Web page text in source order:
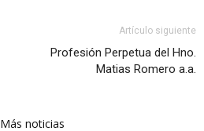
Artículo siguiente
Profesión Perpetua del Hno.
Matias Romero a.a.
Más noticias